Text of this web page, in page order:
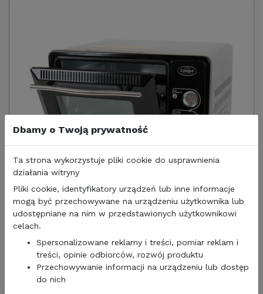
1110,00 zł
PIEKARNIK KEMPINGOWY CAMP4 MINI NA KARTUSZ
Dbamy o Twoją prywatność
Ta strona wykorzystuje pliki cookie do usprawnienia
działania witryny
Pliki cookie, identyfikatory urządzeń lub inne informacje
mogą być przechowywane na urządzeniu użytkownika lub
udostępniane na nim w przedstawionych użytkownikowi
celach.
Spersonalizowane reklamy i treści, pomiar reklam i
treści, opinie odbiorców, rozwój produktu
Przechowywanie informacji na urządzeniu lub dostęp
do nich